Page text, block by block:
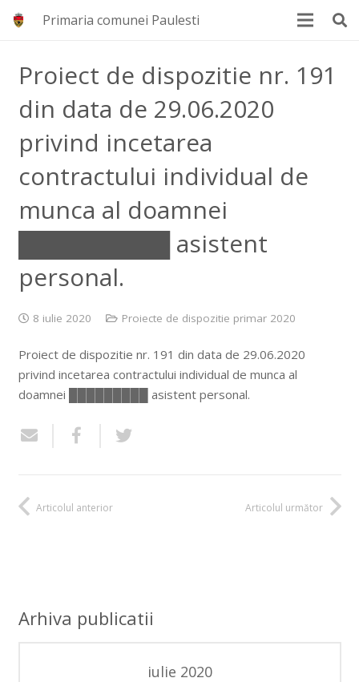
Primaria comunei Paulesti
Proiect de dispozitie nr. 191
din data de 29.06.2020
privind incetarea
contractului individual de
munca al doamnei
█████████ asistent
personal.
8 iulie 2020 Proiecte de dispozitie primar 2020
Proiect de dispozitie nr. 191 din data de 29.06.2020
privind incetarea contractului individual de munca al
doamnei █████████ asistent personal.
Articolul anterior Articolul următor
Arhiva publicatii
iulie 2020